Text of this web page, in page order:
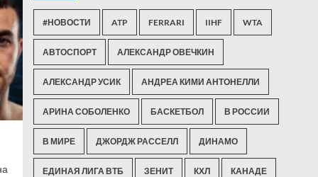
#НОВОСТИ ATP FERRARI IIHF WTA
АВТОСПОРТ АЛЕКСАНДР ОВЕЧКИН
АЛЕКСАНДР УСИК АНДРЕА КИМИ АНТОНЕЛЛИ
АРИНА СОБОЛЕНКО БАСКЕТБОЛ В РОССИИ
В МИРЕ ДЖОРДЖ РАССЕЛЛ ДИНАМО
ЕДИНАЯ ЛИГА ВТБ ЗЕНИТ КХЛ КАНАДЕ